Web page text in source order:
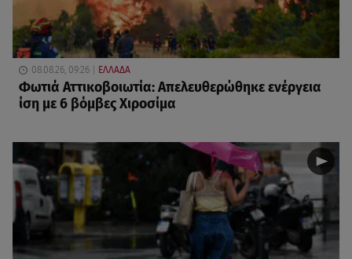
08.08.26, 09:26 ΕΛΛΑΔΑ
Φωτιά Αττικοβοιωτία: Απελευθερώθηκε ενέργεια
ίση με 6 βόμβες Χιροσίμα